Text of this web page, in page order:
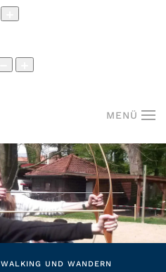
MENÜ
WALKING UND WANDERN